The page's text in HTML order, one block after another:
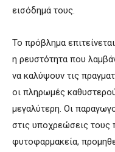
εισόδημά τους.
Το πρόβλημα
η ρευστότητα που
να καλύψουν τις
οι πληρωμές
μεγαλύτερη. Οι
στις υποχρεώσεις τους
φυτοφαρμακεία,